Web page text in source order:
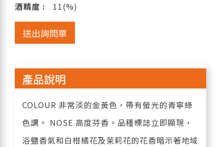
酒精度 :
11(%)
送出詢問單
產品說明
COLOUR 非常淡的金黃色，帶有螢光的青寧綠
色調。 NOSE 高度芬香。品種標誌立即顯現，
浴鹽香氣和白柑橘花及茉莉花的花香暗示著地域